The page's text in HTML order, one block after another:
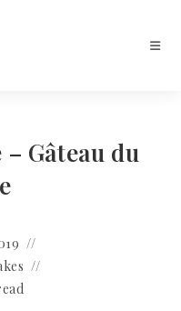
– Gâteau du